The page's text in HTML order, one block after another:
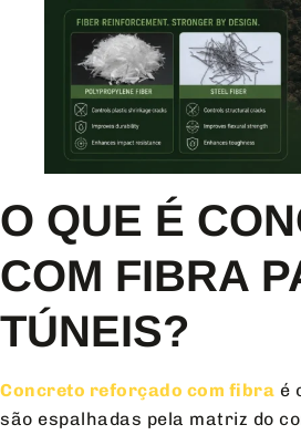
O QUE É
COM FIBRA
TÚNEIS?
Concreto reforçado com fibra é
são espalhadas pela matriz do